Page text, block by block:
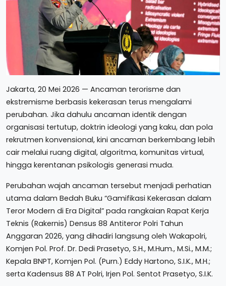
Jakarta, 20 Mei 2026 — Ancaman terorisme dan
ekstremisme berbasis kekerasan terus mengalami
perubahan. Jika dahulu ancaman identik dengan
organisasi tertutup, doktrin ideologi yang kaku, dan pola
rekrutmen konvensional, kini ancaman berkembang lebih
cair melalui ruang digital, algoritma, komunitas virtual,
hingga kerentanan psikologis generasi muda.
Perubahan wajah ancaman tersebut menjadi perhatian
utama dalam Bedah Buku “Gamifikasi Kekerasan dalam
Teror Modern di Era Digital” pada rangkaian Rapat Kerja
Teknis (Rakernis) Densus 88 Antiteror Polri Tahun
Anggaran 2026, yang dihadiri langsung oleh Wakapolri,
Komjen Pol. Prof. Dr. Dedi Prasetyo, S.H., M.Hum., M.Si., M.M.;
Kepala BNPT, Komjen Pol. (Purn.) Eddy Hartono, S.I.K., M.H.;
serta Kadensus 88 AT Polri, Irjen Pol. Sentot Prasetyo, S.I.K.